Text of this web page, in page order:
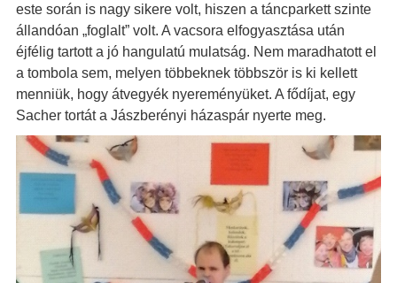
este során is nagy sikere volt, hiszen a táncparkett szinte
állandóan „foglalt” volt. A vacsora elfogyasztása után
éjfélig tartott a jó hangulatú mulatság. Nem maradhatott el
a tombola sem, melyen többeknek többször is ki kellett
menniük, hogy átvegyék nyereményüket. A fődíjat, egy
Sacher tortát a Jászberényi házaspár nyerte meg.